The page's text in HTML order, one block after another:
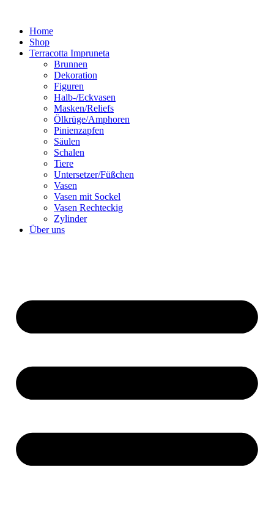
springenHome
Shop
Terracotta Impruneta
Brunnen
Dekoration
Figuren
Halb-/Eckvasen
Masken/Reliefs
Ölkrüge/Amphoren
Pinienzapfen
Säulen
Schalen
Tiere
Untersetzer/Füßchen
Vasen
Vasen mit Sockel
Vasen Rechteckig
Zylinder
Über uns